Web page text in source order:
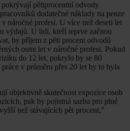
pokrývají pětiprocentní odvody
dodatečné náklady na penze
náročné profesi. U více než deseti let
výdajů. U lidí, kteří teprve začnou
by příjem z pěti procent odvodů
osmi let v náročné profesi. Pokud
do 12 let, pokrylo by se 80
v průměru přes 20 let by to byla
objektivně skutečnost expozice osob
pak by pojistná sazba pro plné
než stávajících pět procent,”